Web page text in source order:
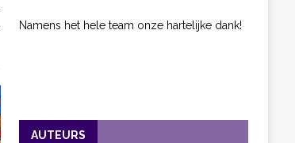
Namens het hele team onze hartelijke dank!
AUTEURS